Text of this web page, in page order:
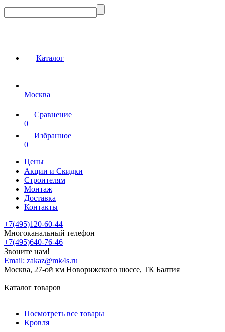
Каталог
Москва
Сравнение
0
Избранное
0
Цены
Акции и Скидки
Строителям
Монтаж
Доставка
Контакты
+7(495)120-60-44
Многоканальный телефон
+7(495)640-76-46
Звоните нам!
Email: zakaz@mk4s.ru
Москва, 27-ой км Новорижского шоссе, ТК Балтия
Каталог товаров
Посмотреть все товары
Кровля